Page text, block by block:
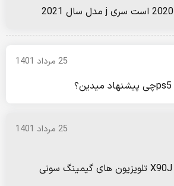
25 مرداد 1401
25 مرداد 1401
مدل های X90J , X95J تلویزیون های گیمینگ سونی